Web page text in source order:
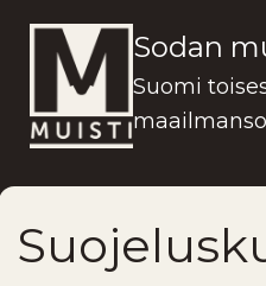
sisältöön
Sodan
Suomi